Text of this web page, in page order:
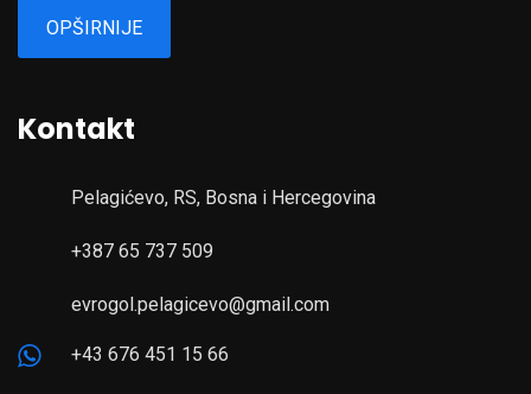
OPŠIRNIJE
Kontakt
Pelagićevo, RS, Bosna i Hercegovina
+387 65 737 509
evrogol.pelagicevo@gmail.com
+43 676 451 15 66